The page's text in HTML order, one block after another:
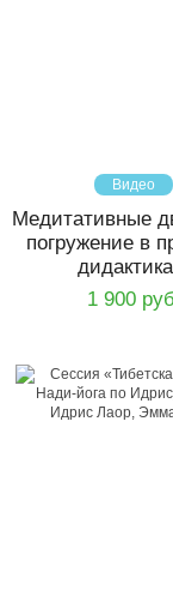
Видео
Медитативные
погружение в
1 900